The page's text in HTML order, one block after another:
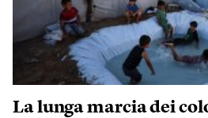
La lunga marcia dei